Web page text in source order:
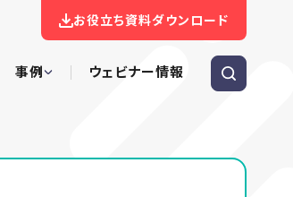
お役立ち資料ダウンロード
事例 ウェビナー情報